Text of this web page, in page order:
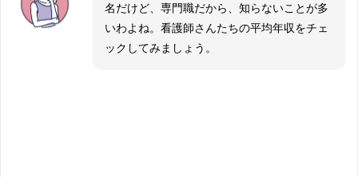
名だけど、専門職だから、知らないことが多
いわよね。看護師さんたちの平均年収をチェ
ックしてみましょう。